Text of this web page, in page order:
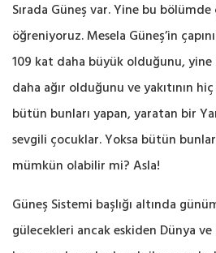
Sırada Güneş var. Yine bu
öğreniyoruz. Mesela Güneş’in
109 kat daha büyük olduğunu, yine
daha ağır olduğunu ve yakıtının
bütün bunları yapan, yaratan bir
sevgili çocuklar. Yoksa bütün
mümkün olabilir mi? Asla!
Güneş Sistemi başlığı altında
gülecekleri ancak eskiden Dünya